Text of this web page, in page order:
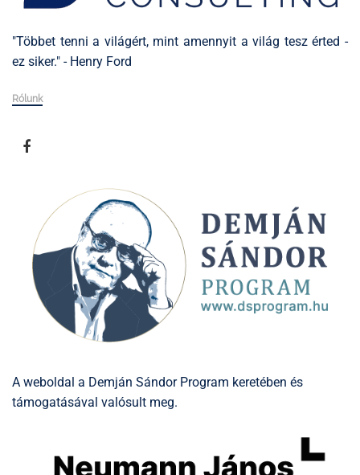
"Többet tenni a világért, mint amennyit a világ tesz érted -
ez siker." - Henry Ford
Rólunk
A weboldal a Demján Sándor Program keretében és
támogatásával valósult meg.